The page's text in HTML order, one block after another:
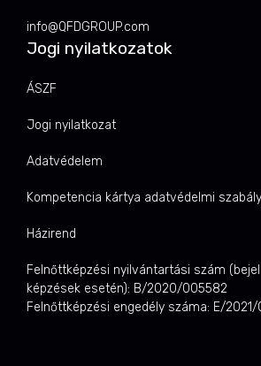
info@QFDGROUP.com
Jogi nyilatkozatok
ÁSZF
Jogi nyilatkozat
Adatvédelem
Kompetencia kártya adatvédelmi
Házirend
Felnőttképzési nyilvántartási szám
képzések esetén): B/2020/005582
Felnőttképzési engedély száma: E/